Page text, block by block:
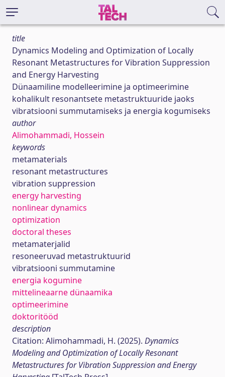
title
Dynamics Modeling and Optimization of Locally
Resonant Metastructures for Vibration Suppression
and Energy Harvesting
Dünaamiline modelleerimine ja optimeerimine
kohalikult resonantsete metastruktuuride jaoks
vibratsiooni summutamiseks ja energia kogumiseks
author
Alimohammadi, Hossein
keywords
metamaterials
resonant metastructures
vibration suppression
energy harvesting
nonlinear dynamics
optimization
doctoral theses
metamaterjalid
resoneeruvad metastruktuurid
vibratsiooni summutamine
energia kogumine
mittelineaarne dünaamika
optimeerimine
doktoritööd
description
Citation: Alimohammadi, H. (2025). Dynamics
Modeling and Optimization of Locally Resonant
Metastructures for Vibration Suppression and Energy